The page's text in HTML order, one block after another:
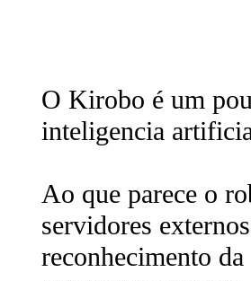
O Kirobo é um
inteligencia
Ao que parece o
servidores
reconhecimento